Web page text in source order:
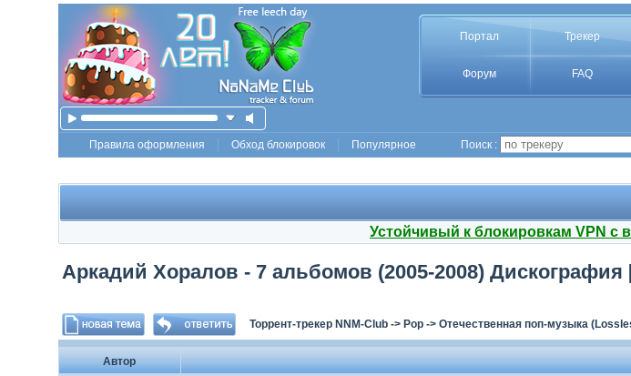
Портал Трекер
Форум FAQ
Правила оформления Обход блокировок Популярное Поиск :
Устойчивый к блокировкам VPN с
Аркадий Хоралов - 7 альбомов (2005-2008) Дискография
Торрент-трекер NNM-Club-> Pop-> Отечественная поп-музыка
Автор